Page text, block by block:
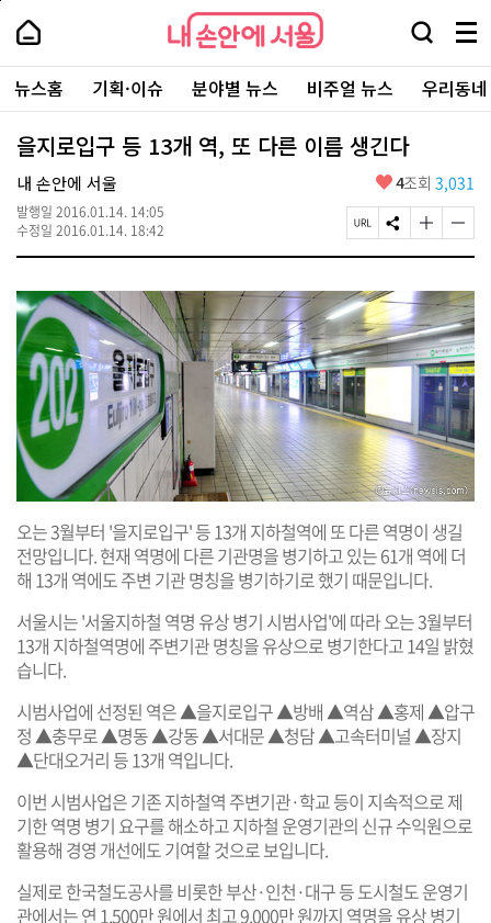
본
로
가
내
손
안
에
서
울
-
서
울
시
대
표
소
포
털
내
손
에
울
검
창
열
기
메
뉴
전
체
보
주
요
서
뉴스홈 기획·이슈 분야별 뉴스 비주얼 뉴스 우리동
을지로입구 등 13개 역, 또 다른 이름 생긴다
내 손안에 서울
발행일 2016.01.14. 14:05
수정일 2016.01.14. 18:42
좋
요
4조회 3,031
페
이
U
R
L
복
사
S
N
공
유
하
기
글
자
기
크
게
변
경
하
기
글
자
기
작
게
변
경
하
기
오는 3월부터 '을지로입구' 등 13개 지하철역에 또 다른 역명이 생길
전망입니다. 현재 역명에 다른 기관명을 병기하고 있는 61개 역에 더
해 13개 역에도 주변 기관 명칭을 병기하기로 했기 때문입니다.
서울시는 '서울지하철 역명 유상 병기 시범사업'에 따라 오는 3월부터
13개 지하철역명에 주변기관 명칭을 유상으로 병기한다고 14일 밝혔
습니다.
시범사업에 선정된 역은 ▲을지로입구 ▲방배 ▲역삼 ▲홍제 ▲압구
정 ▲충무로 ▲명동 ▲강동 ▲서대문 ▲청담 ▲고속터미널 ▲장지
▲단대오거리 등 13개 역입니다.
이번 시범사업은 기존 지하철역 주변기관·학교 등이 지속적으로 제
기한 역명 병기 요구를 해소하고 지하철 운영기관의 신규 수익원으로
활용해 경영 개선에도 기여할 것으로 보입니다.
실제로 한국철도공사를 비롯한 부산·인천·대구 등 도시철도 운영기
관에서는 연 1,500만 원에서 최고 9,000만 원까지 역명을 유상 병기
페
상
단
로